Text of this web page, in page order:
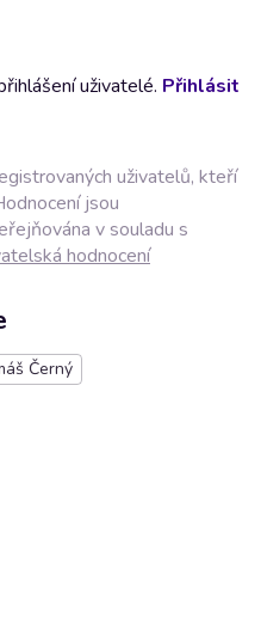
uživatelé. Přihlásit
uživatelů, kteří
jsou
v souladu s
hodnocení
Černý